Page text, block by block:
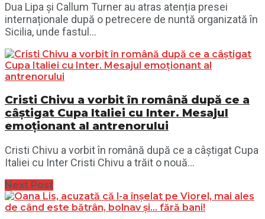
Dua Lipa și Callum Turner au atras atenția presei
internaționale după o petrecere de nuntă organizată în
Sicilia, unde fastul...
Cristi Chivu a vorbit în română după ce a
câștigat Cupa Italiei cu Inter. Mesajul
emoționant al antrenorului
Cristi Chivu a vorbit în română după ce a câștigat Cupa
Italiei cu Inter Cristi Chivu a trăit o nouă...
Next Post